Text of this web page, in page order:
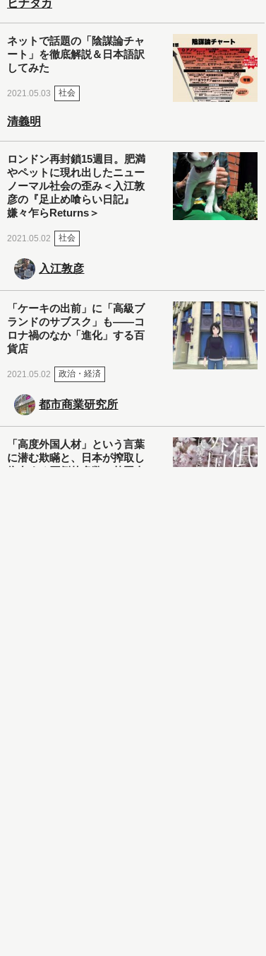
ヒナタカ
ネットで話題の「陰謀論チャ
ート」を徹底解説＆日本語訳
してみた
2021.05.03 社会
清義明
ロンドン再封鎖15週目。肥満
やペットに現れ出したニュー
ノーマル社会の歪み＜入江敦
彦の『足止め喰らい日記』
嫌々乍らReturns＞
2021.05.02 社会
入江敦彦
「ケーキの出前」に「高級ブ
ランドのサブスク」も――コ
ロナ禍のなか「進化」する百
貨店
2021.05.02 政治・経済
都市商業研究所
「高度外国人材」という言葉
に潜む欺瞞と、日本が搾取し
依存する圧倒的多数の外国人